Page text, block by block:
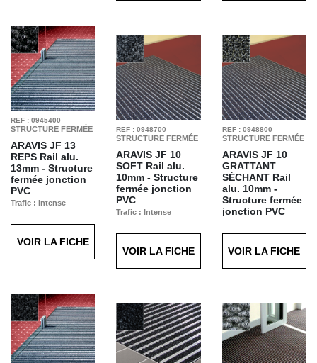
REF : 0945400
STRUCTURE FERMÉE
ARAVIS JF 13
REPS Rail alu.
13mm - Structure
fermée jonction
PVC
Trafic : Intense
Anthracite T11
VOIR LA FICHE
REF : 0948700
STRUCTURE FERMÉE
ARAVIS JF 10
SOFT Rail alu.
10mm - Structure
fermée jonction
PVC
Trafic : Intense
Anthracite T63
VOIR LA FICHE
REF : 0948800
STRUCTURE FERMÉE
ARAVIS JF 10
GRATTANT
SÉCHANTRail
alu. 10mm -
Structure fermée
jonction PVC
Finition : Grattant
Séchant Anthracite
T60
VOIR LA FICHE